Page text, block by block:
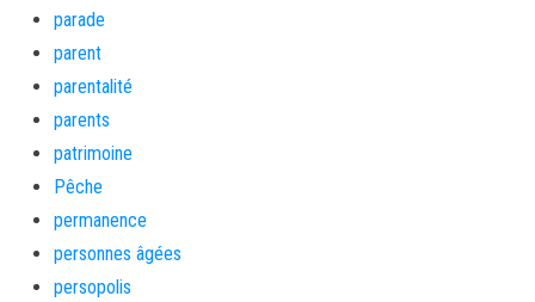
parade
parent
parentalité
parents
patrimoine
Pêche
permanence
personnes âgées
persopolis